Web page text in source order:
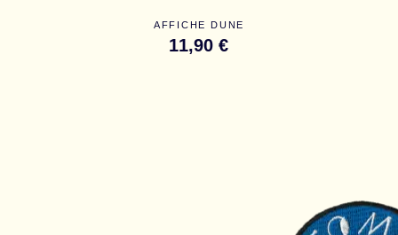
AFFICHE DUNE
11,90 €